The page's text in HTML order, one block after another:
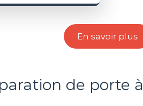
En savoir plus
de porte à